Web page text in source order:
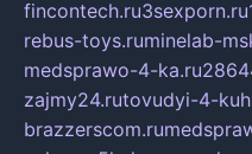
fincontech.ru3sexporn.ru
rebus-toys.ruminelab-
medsprawo-4-ka.ru
zajmy24.rutovudyi-4-
brazzerscom.ru